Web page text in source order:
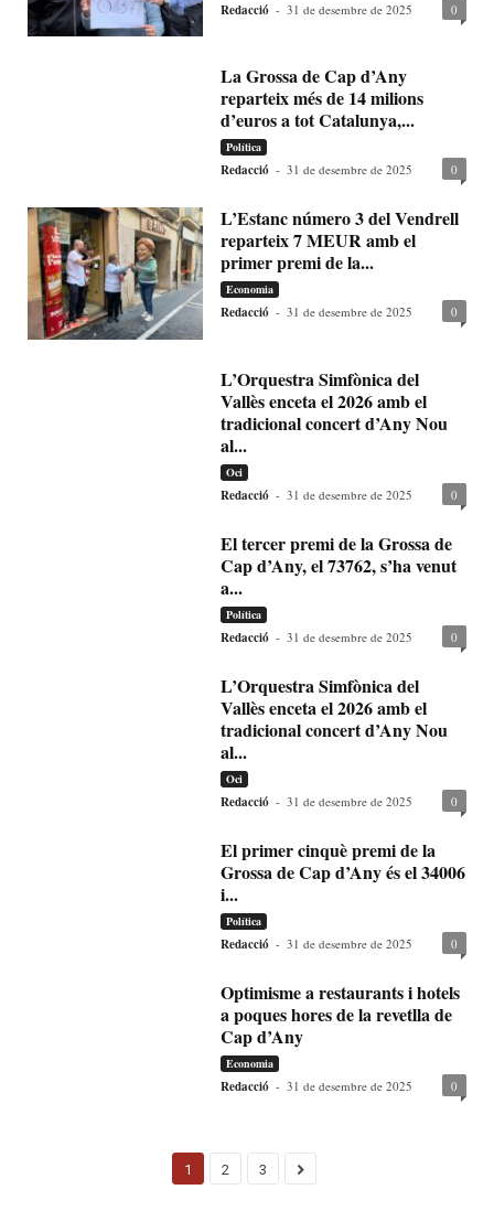
Redacció - 31 de desembre de 2025 0
La Grossa de Cap d’Any
reparteix més de 14 milions
d’euros a tot Catalunya,...
Política
Redacció - 31 de desembre de 2025 0
L’Estanc número 3 del Vendrell
reparteix 7 MEUR amb el
primer premi de la...
Economia
Redacció - 31 de desembre de 2025 0
L’Orquestra Simfònica del
Vallès enceta el 2026 amb el
tradicional concert d’Any Nou
al...
Oci
Redacció - 31 de desembre de 2025 0
El tercer premi de la Grossa de
Cap d’Any, el 73762, s’ha venut
a...
Política
Redacció - 31 de desembre de 2025 0
L’Orquestra Simfònica del
Vallès enceta el 2026 amb el
tradicional concert d’Any Nou
al...
Oci
Redacció - 31 de desembre de 2025 0
El primer cinquè premi de la
Grossa de Cap d’Any és el 34006
i...
Política
Redacció - 31 de desembre de 2025 0
Optimisme a restaurants i hotels
a poques hores de la revetlla de
Cap d’Any
Economia
Redacció - 31 de desembre de 2025 0
1 2 3